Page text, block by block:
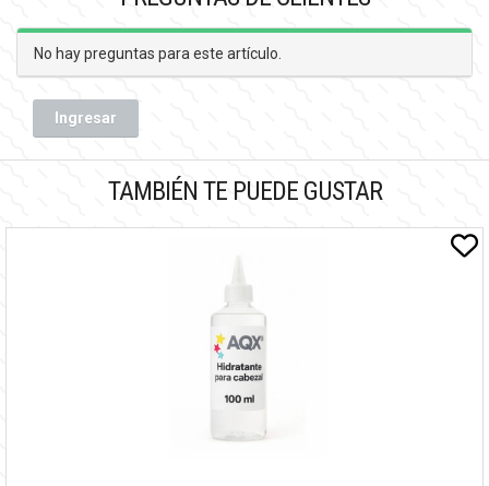
No hay preguntas para este artículo.
Ingresar
TAMBIÉN TE PUEDE GUSTAR